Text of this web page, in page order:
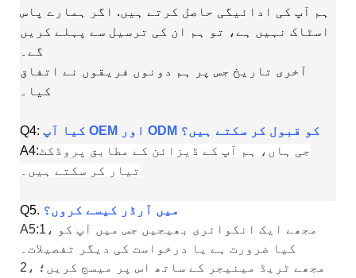
ہم آپ کی ادائیگی حاصل کرتے ہیں. اگر ہمارے پاس
اسٹاک نہیں ہے، تو ہم ان کی ترسیل سے پہلے کریں
گے۔
آخری تاریخ جس پر ہم دونوں فریقوں نے اتفاق
کیا۔
Q4:
کیا آپ OEM اور ODM کو قبول کر سکتے ہیں؟
A4:جی ہاں، ہم آپ کے ڈیزائن کے مطابق پروڈکٹ
تیار کر سکتے ہیں۔
Q5. میں آرڈر کیسے کروں؟
A5:1، مجھے ایک انکوائری بھیجیں جس میں آپ کو
کیا ضرورت ہے یا درخواست کی دیگر تفصیلات۔
2، مجھے ٹریڈ مینیجر کے ساتھ اس پر میسج کریں؛